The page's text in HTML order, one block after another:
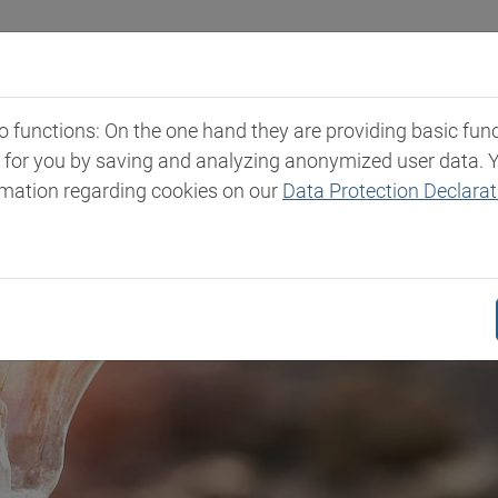
Märkte & Produkte Expertise
functions: On the one hand they are providing basic
you by saving and analyzing anonymized user data.
regarding cookies on our Data Protection